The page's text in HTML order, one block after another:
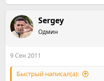
Sergey
Одмин
9 Сен 2011
Быстрый написал(а):